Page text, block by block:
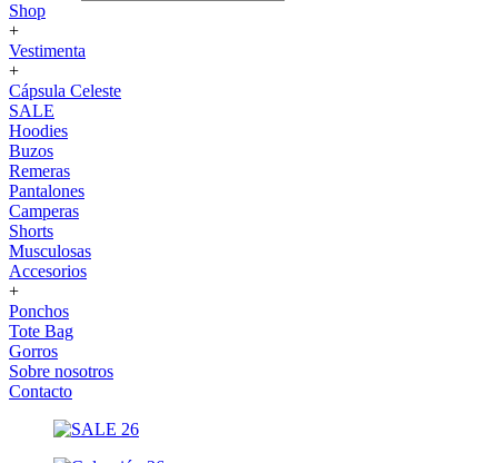
Shop
+
Vestimenta
+
Cápsula Celeste
SALE
Hoodies
Buzos
Remeras
Pantalones
Camperas
Shorts
Musculosas
Accesorios
+
Ponchos
Tote Bag
Gorros
Sobre nosotros
Contacto